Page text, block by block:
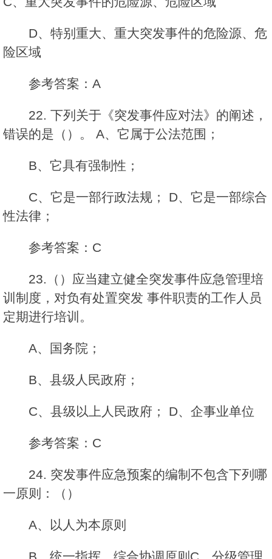
D、特别重大、重大突发事件的危险源、危
险区域
参考答案：A
22. 下列关于《突发事件应对法》的阐述，
错误的是（）。 A、它属于公法范围；
B、它具有强制性；
C、它是一部行政法规； D、它是一部综合
性法律；
参考答案：C
23.（）应当建立健全突发事件应急管理培
训制度，对负有处置突发 事件职责的工作人员
定期进行培训。
A、国务院；
B、县级人民政府；
C、县级以上人民政府； D、企事业单位
参考答案：C
24. 突发事件应急预案的编制不包含下列哪
一原则：（）
A、以人为本原则